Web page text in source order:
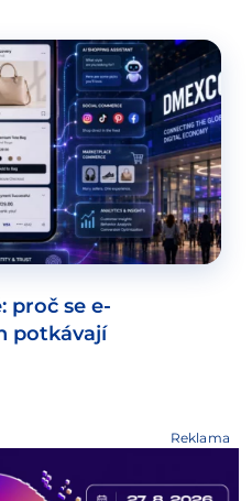
proč se e-
potkávají
Reklama